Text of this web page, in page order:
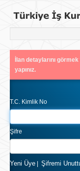
İlan detaylarını
yapınız.
T.C. Kimlik No
Şifre
Yeni Üye Şifremi